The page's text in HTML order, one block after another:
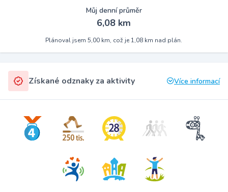
Můj denní průměr
6,08 km
Plánoval jsem 5,00 km, což je 1,08 km nad plán.
Získané odznaky za aktivity Více informací